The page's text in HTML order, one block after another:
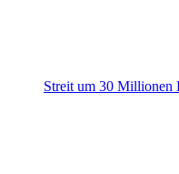
Streit um 30